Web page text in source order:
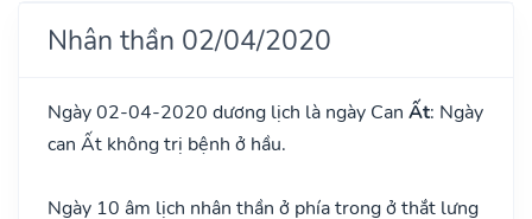
Nhân thần 02/04/2020
Ngày 02-04-2020 dương lịch là ngày Can Ất: Ngày
can Ất không trị bệnh ở hầu.
Ngày 10 âm lịch nhân thần ở phía trong ở thắt lưng